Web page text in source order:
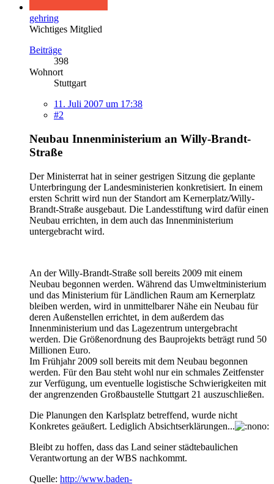
gehring
Wichtiges Mitglied
Beiträge
398
Wohnort
Stuttgart
11. Juli 2007 um 17:38
#2
Neubau Innenministerium an Willy-Brandt-
Straße
Der Ministerrat hat in seiner gestrigen Sitzung die geplante
Unterbringung der Landesministerien konkretisiert. In einem
ersten Schritt wird nun der Standort am Kernerplatz/Willy-
Brandt-Straße ausgebaut. Die Landesstiftung wird dafür einen
Neubau errichten, in dem auch das Innenministerium
untergebracht wird.
An der Willy-Brandt-Straße soll bereits 2009 mit einem
Neubau begonnen werden. Während das Umweltministerium
und das Ministerium für Ländlichen Raum am Kernerplatz
bleiben werden, wird in unmittelbarer Nähe ein Neubau für
deren Außenstellen errichtet, in dem außerdem das
Innenministerium und das Lagezentrum untergebracht
werden. Die Größenordnung des Bauprojekts beträgt rund 50
Millionen Euro.
Im Frühjahr 2009 soll bereits mit dem Neubau begonnen
werden. Für den Bau steht wohl nur ein schmales Zeitfenster
zur Verfügung, um eventuelle logistische Schwierigkeiten mit
der angrenzenden Großbaustelle Stuttgart 21 auszuschließen.
Die Planungen den Karlsplatz betreffend, wurde nicht
Konkretes geäußert. Lediglich Absichtserklärungen...
Bleibt zu hoffen, dass das Land seiner städtebaulichen
Verantwortung an der WBS nachkommt.
Quelle: http://www.baden-